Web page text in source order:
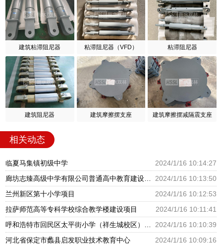
建筑粘滞阻尼器 粘滞阻尼器（VFD） 粘滞阻尼器
建筑阻尼器 建筑摩擦摆支座 建筑摩擦摆减隔震支座
相关动态
临夏马集镇初级中学
2024/1/16 10:14:27
2024/1/16 10:13:50
兰州新区第十小学项目
2024/1/16 10:12:53
拉萨师范高等专科学校综合教学楼建设项目
2024/1/16 10:11:41
2024/1/16 10:10:39
河北省保定市蠡县启发职业技术教育中心
2024/1/16 10:09:16